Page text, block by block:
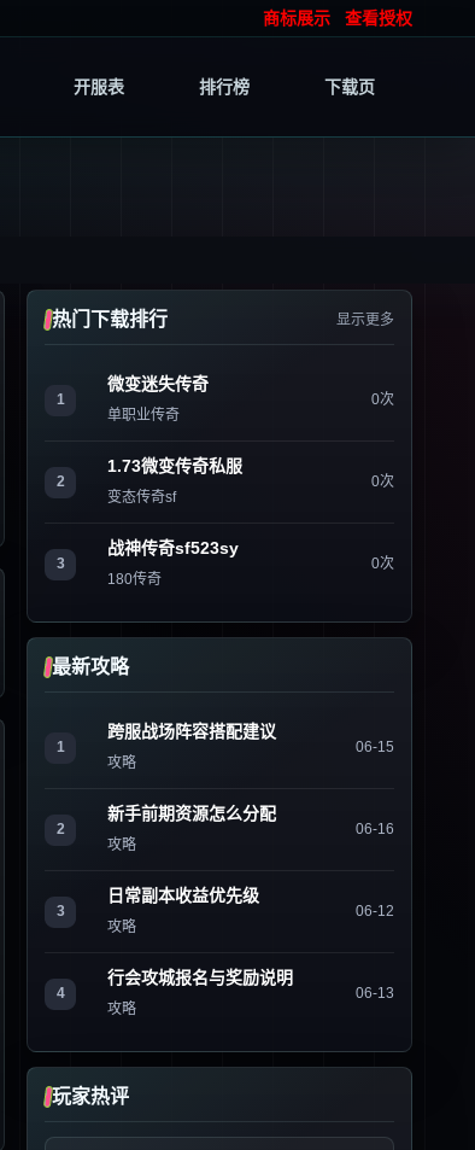
商标展示 查看授权
开服表 排行榜 下载页
热门下载排行 显示更多
1
微变迷失传奇
单职业传奇
0次
2
1.73微变传奇私服
变态传奇sf
0次
3
战神传奇sf523sy
180传奇
0次
最新攻略
1
跨服战场阵容搭配建议
攻略
06-15
2
新手前期资源怎么分配
攻略
06-16
3
日常副本收益优先级
攻略
06-12
4
行会攻城报名与奖励说明
攻略
06-13
玩家热评